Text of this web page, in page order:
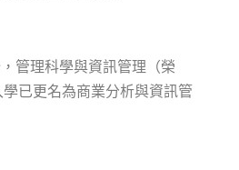
管理科學與資訊管理（榮
已更名為商業分析與資訊管